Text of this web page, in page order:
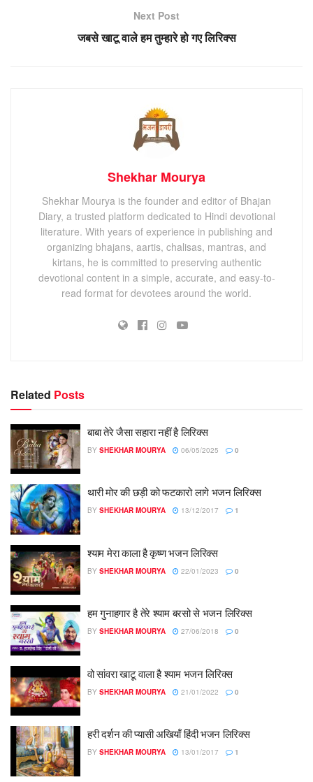
Next Post
जबसे खाटू वाले हम तुम्हारे हो गए लिरिक्स
Shekhar Mourya
Shekhar Mourya is the founder and editor of Bhajan
Diary, a trusted platform dedicated to Hindi devotional
literature. With years of experience in publishing and
organizing bhajans, aartis, chalisas, mantras, and
kirtans, he is committed to preserving authentic
devotional content in a simple, accurate, and easy-to-
read format for devotees around the world.
Related Posts
बाबा तेरे जैसा सहारा नहीं है लिरिक्स
BY SHEKHAR MOURYA 06/05/2025 0
थारी मोर की छड़ी को फटकारो लागे भजन लिरिक्स
BY SHEKHAR MOURYA 13/12/2017 1
श्याम मेरा काला है कृष्ण भजन लिरिक्स
BY SHEKHAR MOURYA 22/01/2023 0
हम गुनाहगार है तेरे श्याम बरसो से भजन लिरिक्स
BY SHEKHAR MOURYA 27/06/2018 0
वो सांवरा खाटू वाला है श्याम भजन लिरिक्स
BY SHEKHAR MOURYA 21/01/2022 0
हरी दर्शन की प्यासी अखियाँ हिंदी भजन लिरिक्स
BY SHEKHAR MOURYA 13/01/2017 1